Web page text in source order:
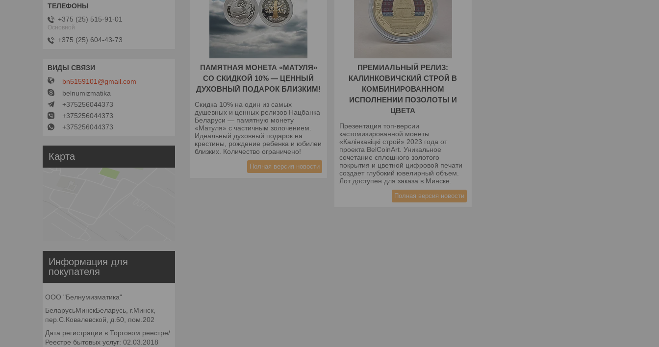
ПАМЯТНАЯ МОНЕТА «МАТУЛЯ»
СО СКИДКОЙ 10% — ЦЕННЫЙ
ДУХОВНЫЙ ПОДАРОК БЛИЗКИМ!
Скидка 10% на один из самых
душевных и ценных релизов Нацбанка
Беларуси — памятную монету
«Матуля» с частичным золочением.
Идеальный духовный подарок на
крестины, рождение ребенка и юбилеи
близких. Количество ограничено!
Полная версия новости
ПРЕМИАЛЬНЫЙ РЕЛИЗ:
КАЛИНКОВИЧСКИЙ СТРОЙ В
КОМБИНИРОВАННОМ
ИСПОЛНЕНИИ ПОЗОЛОТЫ И
ЦВЕТА
Презентация топ-версии
кастомизированной монеты
«Калінкавіцкі строй» 2023 года от
проекта BelCoinArt. Уникальное
сочетание сплошного золотого
покрытия и цветной цифровой печати
создает глубокий ювелирный объем.
Лот доступен для заказа в Минске.
Полная версия новости
+375 (25) 515-91-01
Основной
+375 (25) 604-43-73
bn5159101@gmail.com
belnumizmatika
+375256044373
+375256044373
+375256044373
Карта
Информация для
покупателя
ООО "Белнумизматика"
БеларусьМинскБеларусь, г.Минск,
пер.С.Ковалевской, д.60, пом.202
Дата регистрации в Торговом реестре/
Реестре бытовых услуг: 02.03.2018